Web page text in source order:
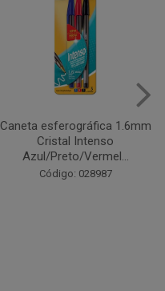
COLA EM BASTÃO 40G - LEO
& LEO
Código: 028164